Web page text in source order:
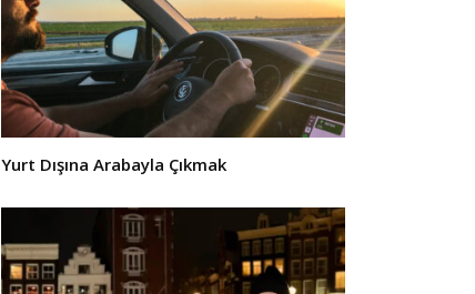
Yurt Dışına Arabayla Çıkmak